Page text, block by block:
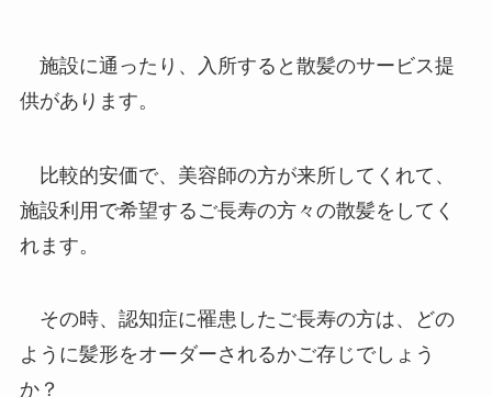
施設に通ったり、入所すると散髪のサービス提
供があります。
比較的安価で、美容師の方が来所してくれて、
施設利用で希望するご長寿の方々の散髪をしてく
れます。
その時、認知症に罹患したご長寿の方は、どの
ように髪形をオーダーされるかご存じでしょう
か？